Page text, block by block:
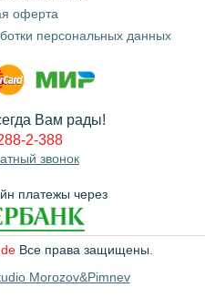
оферта
персональных данных
Вам рады!
2-388
звонок
платежы через
Все права защищены.
Morozov&Pimnev